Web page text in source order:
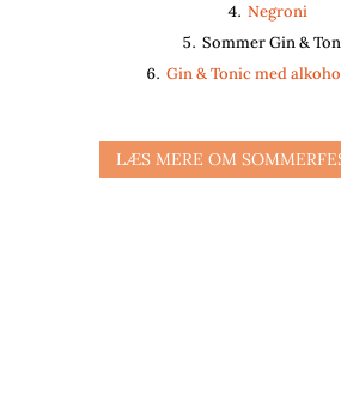
Negroni
Sommer Gin &
Gin & Tonic med
LÆS MERE OM